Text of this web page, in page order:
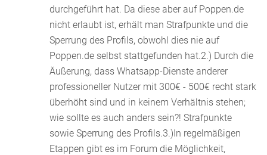
durchgeführt hat. Da diese aber auf Poppen.de
nicht erlaubt ist, erhält man Strafpunkte und die
Sperrung des Profils, obwohl dies nie auf
Poppen.de selbst stattgefunden hat.2.) Durch die
Äußerung, dass Whatsapp-Dienste anderer
professioneller Nutzer mit 300€ - 500€ recht stark
überhöht sind und in keinem Verhältnis stehen;
wie sollte es auch anders sein?! Strafpunkte
sowie Sperrung des Profils.3.)In regelmäßigen
Etappen gibt es im Forum die Möglichkeit,